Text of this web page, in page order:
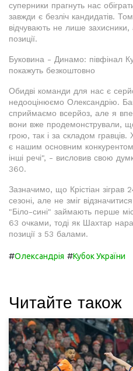
суперники прагнуть нас
завжди є безліч кандидатів.
відчувають не лише захисники,
позиції.
Буковина - Динамо: півфінал
покажуть безкоштовно
Обидві команди для нас є
недооцінюємо Олександрію.
сприймаємо всерйоз, але я
вони вже продемонстрували,
грою, так і за складом
є нашим основним
інші речі", - висловив свою
360.
Зазначимо, що Крістіан
сезоні, але не зміг
"Біло-сині" займають перше
63 очками, тоді як Шахтар
позиції з 53 балами.
#Олександрія #Кубок України
Читайте також